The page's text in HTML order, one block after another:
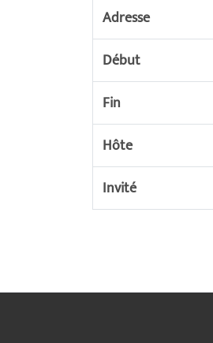
Adresse
Début
Fin
Hôte
Invité